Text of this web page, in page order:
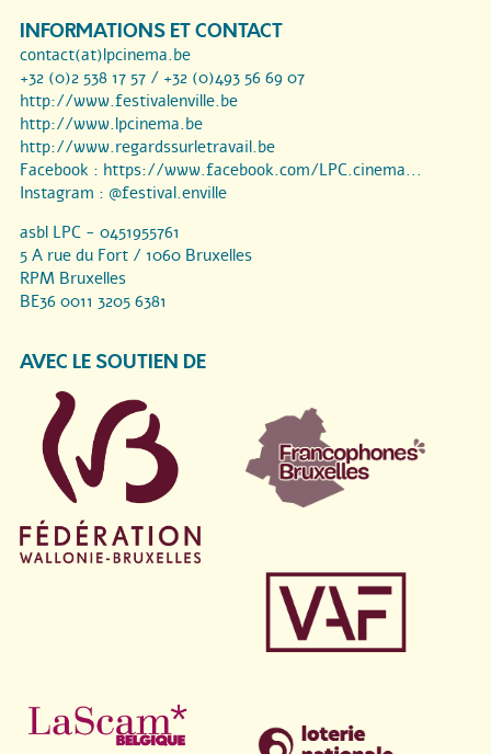
INFORMATIONS ET CONTACT
contact(at)lpcinema.be
+32 (0)2 538 17 57 / +32 (0)493 56 69 07
http://www.festivalenville.be
http://www.lpcinema.be
http://www.regardssurletravail.be
Facebook : https://www.facebook.com/LPC.cinema...
Instagram : @festival.enville
asbl LPC - 0451955761
5 A rue du Fort / 1060 Bruxelles
RPM Bruxelles
BE36 0011 3205 6381
AVEC LE SOUTIEN DE